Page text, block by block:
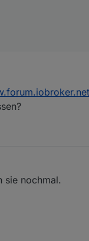
sie nochmal.